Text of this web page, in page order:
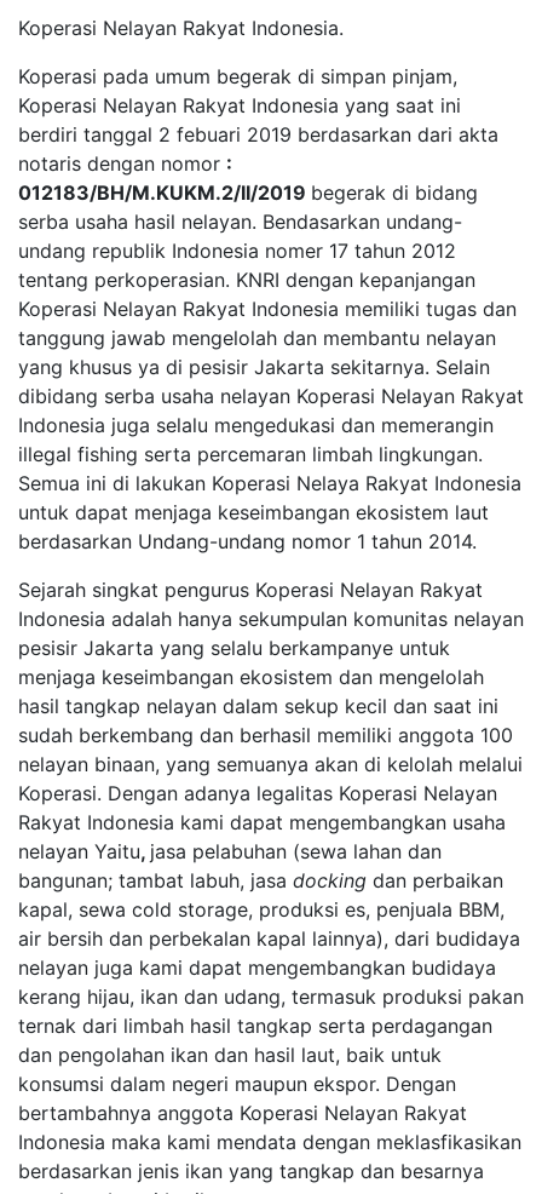
Koperasi Nelayan Rakyat Indonesia.
Koperasi pada umum begerak di simpan pinjam,
Koperasi Nelayan Rakyat Indonesia yang saat ini
berdiri tanggal 2 febuari 2019 berdasarkan dari akta
notaris dengan nomor :
012183/BH/M.KUKM.2/II/2019 begerak di bidang
serba usaha hasil nelayan. Bendasarkan undang-
undang republik Indonesia nomer 17 tahun 2012
tentang perkoperasian. KNRI dengan kepanjangan
Koperasi Nelayan Rakyat Indonesia memiliki tugas dan
tanggung jawab mengelolah dan membantu nelayan
yang khusus ya di pesisir Jakarta sekitarnya. Selain
dibidang serba usaha nelayan Koperasi Nelayan Rakyat
Indonesia juga selalu mengedukasi dan memerangin
illegal fishing serta percemaran limbah lingkungan.
Semua ini di lakukan Koperasi Nelaya Rakyat Indonesia
untuk dapat menjaga keseimbangan ekosistem laut
berdasarkan Undang-undang nomor 1 tahun 2014.
Sejarah singkat pengurus Koperasi Nelayan Rakyat
Indonesia adalah hanya sekumpulan komunitas nelayan
pesisir Jakarta yang selalu berkampanye untuk
menjaga keseimbangan ekosistem dan mengelolah
hasil tangkap nelayan dalam sekup kecil dan saat ini
sudah berkembang dan berhasil memiliki anggota 100
nelayan binaan, yang semuanya akan di kelolah melalui
Koperasi. Dengan adanya legalitas Koperasi Nelayan
Rakyat Indonesia kami dapat mengembangkan usaha
nelayan Yaitu, jasa pelabuhan (sewa lahan dan
bangunan; tambat labuh, jasa docking dan perbaikan
kapal, sewa cold storage, produksi es, penjuala BBM,
air bersih dan perbekalan kapal lainnya), dari budidaya
nelayan juga kami dapat mengembangkan budidaya
kerang hijau, ikan dan udang, termasuk produksi pakan
ternak dari limbah hasil tangkap serta perdagangan
dan pengolahan ikan dan hasil laut, baik untuk
konsumsi dalam negeri maupun ekspor. Dengan
bertambahnya anggota Koperasi Nelayan Rakyat
Indonesia maka kami mendata dengan meklasfikasikan
berdasarkan jenis ikan yang tangkap dan besarnya